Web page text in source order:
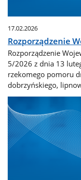
17.02.2026
Rozporządzenie
Rozporządzenie
5/2026 z dnia 13
rzekomego pomoru
dobrzyńskiego,